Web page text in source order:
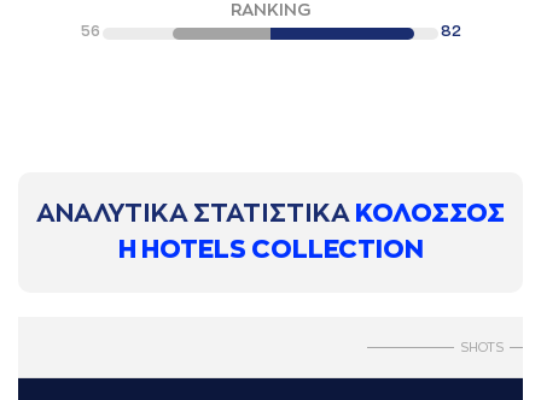
RANKING
56 82
ΑΝΑΛΥΤΙΚΑ ΣΤΑΤΙΣΤΙΚΑ ΚΟΛΟΣΣΟΣ
H HOTELS COLLECTION
SHOTS